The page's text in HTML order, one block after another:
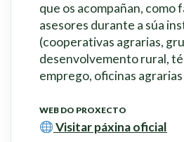
que os acompañan, como
asesores durante a súa
(cooperativas agrarias,
desenvolvemento rural,
emprego, oficinas
WEB DO PROXECTO
Visitar páxina oficial